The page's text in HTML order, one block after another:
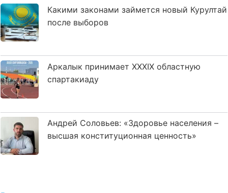
Какими законами займется новый Курултай
после выборов
Аркалык принимает XXXIX областную
спартакиаду
Андрей Соловьев: «Здоровье населения –
высшая конституционная ценность»